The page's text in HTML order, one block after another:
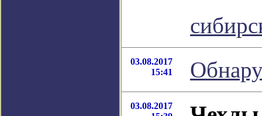
03.08.2017
15:41
03.08.2017